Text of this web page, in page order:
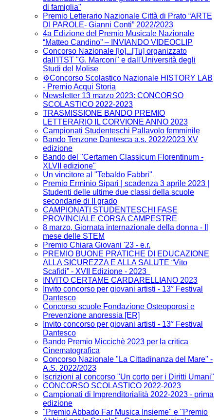
di famiglia"
Premio Letterario Nazionale Città di Prato “ARTE
DI PAROLE- Gianni Conti” 2022/2023
4a Edizione del Premio Musicale Nazionale
“Matteo Candino” – INVIANDO VIDEOCLIP
Concorso Nazionale [Io]...[Tu] organizzato
dall'ITST "G. Marconi" e dall'Università degli
Studi del Molise
⚙️Concorso Scolastico Nazionale HISTORY LAB
- Premio Acqui Storia
Newsletter 13 marzo 2023: CONCORSO
SCOLASTICO 2022-2023
TRASMISSIONE BANDO PREMIO
LETTERARIO IL CORVIONE ANNO 2023
Campionati Studenteschi Pallavolo femminile
Bando Tenzone Dantesca a.s. 2022/2023 XV
edizione
Bando del "Certamen Classicum Florentinum -
XLVII edizione"
Un vincitore al "Tebaldo Fabbri"
Premio Erminio Sipari | scadenza 3 aprile 2023 |
Studenti delle ultime due classi della scuole
secondarie di II grado
CAMPIONATI STUDENTESCHI FASE
PROVINCIALE CORSA CAMPESTRE
8 marzo, Giornata internazionale della donna - Il
mese delle STEM
Premio Chiara Giovani '23 - e.r.
PREMIO BUONE PRATICHE DI EDUCAZIONE
ALLA SICUREZZA E ALLA SALUTE “Vito
Scafidi” - XVII Edizione - 2023
INVITO CERTAME CARDARELLIANO 2023
Invito concorso per giovani artisti - 13° Festival
Dantesco
Concorso scuole Fondazione Osteoporosi e
Prevenzione anoressia [ER]
Invito concorso per giovani artisti - 13° Festival
Dantesco
Bando Premio Miccichè 2023 per la critica
Cinematografica
Concorso Nazionale "La Cittadinanza del Mare" -
A.S. 2022/2023
Iscrizioni al concorso "Un corto per i Diritti Umani"
CONCORSO SCOLASTICO 2022-2023
Campionati di Imprenditorialità 2022-2023 - prima
edizione
"Premio Abbado Far Musica Insieme" e "Premio